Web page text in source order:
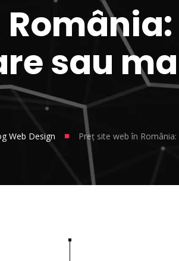
sau
Web Design ■